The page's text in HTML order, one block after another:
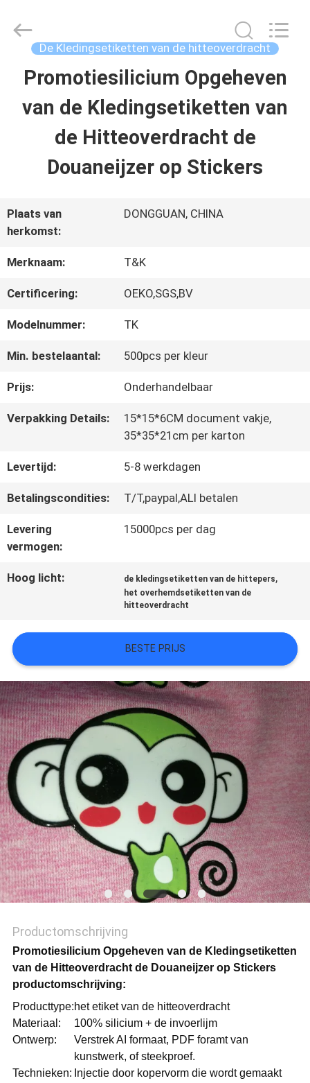
THUIS
PRODUCTEN
OVER
ONS
FABRIEKSREIS
CONTACTEER
ONS
ALLE
GEVALLEN
VR
SITEMAP
PRIVACYBELEID
Accessories
Co.,Ltd.
Reserved.
De Kledingsetiketten van de hitteoverdracht
Promotiesilicium Opgeheven
van de Kledingsetiketten van
de Hitteoverdracht de
Douaneijzer op Stickers
Plaats van
herkomst:
DONGGUAN, CHINA
Merknaam: T&K
Certificering: OEKO,SGS,BV
Modelnummer: TK
Min. bestelaantal: 500pcs per kleur
Prijs: Onderhandelbaar
Verpakking Details:
15*15*6CM document vakje,
35*35*21cm per karton
Levertijd: 5-8 werkdagen
Betalingscondities: T/T,paypal,ALI betalen
Levering
vermogen:
15000pcs per dag
Hoog licht: de kledingsetiketten van de hittepers,
het overhemdsetiketten van de
hitteoverdracht
BESTE PRIJS
Productomschrijving
Promotiesilicium Opgeheven van de Kledingsetiketten
van de Hitteoverdracht de Douaneijzer op Stickers
productomschrijving:
Producttype:het etiket van de hitteoverdracht
Materiaal:
100% silicium + de invoerlijm
Ontwerp:
Verstrek AI formaat, PDF foramt van
kunstwerk, of steekproef.
Technieken: Injectie door kopervorm die wordt gemaakt